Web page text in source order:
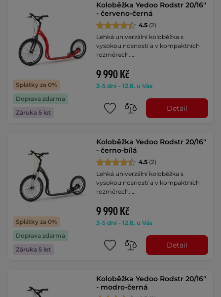
Splátky za 0%
Doprava zdarma
Záruka 5 let
Koloběžka Yedoo Rodstr 20/16"
- červeno-černá
4.5 (2)
Lehká univerzální koloběžka s
vysokou nosností a v kompaktních
rozměrech. …
9 990 Kč
3-5 dní – 12.8. u Vás
Detail
Splátky za 0%
Doprava zdarma
Záruka 5 let
Koloběžka Yedoo Rodstr 20/16"
- černo-bílá
4.5 (2)
Lehká univerzální koloběžka s
vysokou nosností a v kompaktních
rozměrech. …
9 990 Kč
3-5 dní – 12.8. u Vás
Detail
Koloběžka Yedoo Rodstr 20/16"
- modro-černá